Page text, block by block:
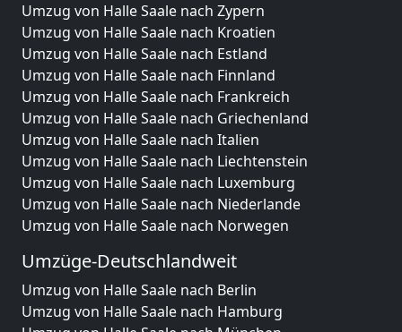
Umzug von Halle Saale nach Zypern
Umzug von Halle Saale nach Kroatien
Umzug von Halle Saale nach Estland
Umzug von Halle Saale nach Finnland
Umzug von Halle Saale nach Frankreich
Umzug von Halle Saale nach Griechenland
Umzug von Halle Saale nach Italien
Umzug von Halle Saale nach Liechtenstein
Umzug von Halle Saale nach Luxemburg
Umzug von Halle Saale nach Niederlande
Umzug von Halle Saale nach Norwegen
Umzüge-Deutschlandweit
Umzug von Halle Saale nach Berlin
Umzug von Halle Saale nach Hamburg